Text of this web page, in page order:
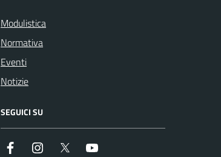
Modulistica
Normativa
Eventi
Notizie
SEGUICI SU
Facebook InstagramTwitter